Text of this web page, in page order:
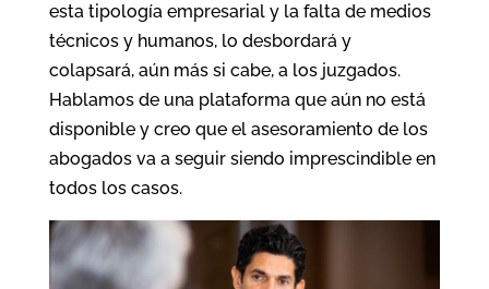
esta tipología empresarial y la falta de medios
técnicos y humanos, lo desbordará y
colapsará, aún más si cabe, a los juzgados.
Hablamos de una plataforma que aún no está
disponible y creo que el asesoramiento de los
abogados va a seguir siendo imprescindible en
todos los casos.